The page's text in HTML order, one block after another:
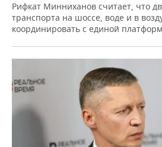
Рифкат Минниханов считает, что
транспорта на шоссе, воде и в
координировать с единой